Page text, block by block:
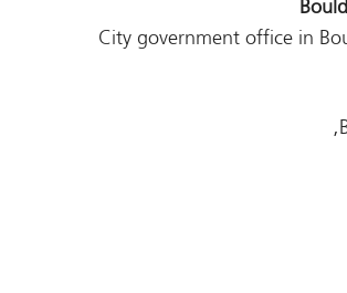
City government office in